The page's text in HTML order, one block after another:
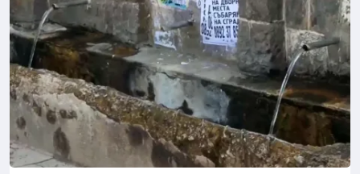
Снимка: Нова телевизия